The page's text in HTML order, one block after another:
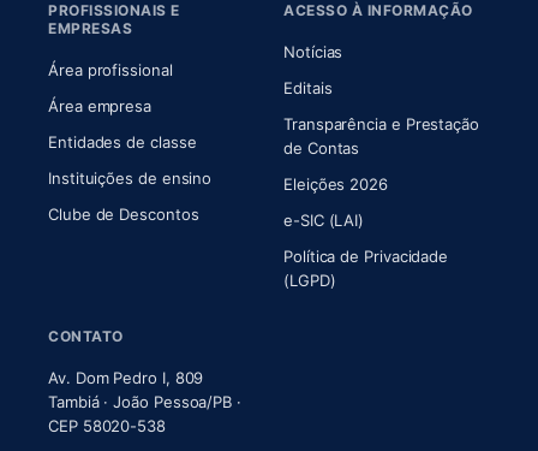
PROFISSIONAIS E
EMPRESAS
Área profissional
Área empresa
Entidades de classe
Instituições de ensino
Clube de Descontos
ACESSO À INFORMAÇÃO
Notícias
Editais
Transparência e Prestação
de Contas
Eleições 2026
e-SIC (LAI)
Política de Privacidade
(LGPD)
CONTATO
Av. Dom Pedro I, 809
Tambiá · João Pessoa/PB ·
CEP 58020-538